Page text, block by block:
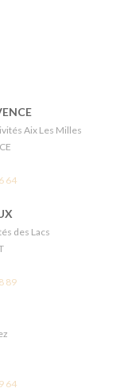
Aix Les Milles
64
des Lacs
89
64